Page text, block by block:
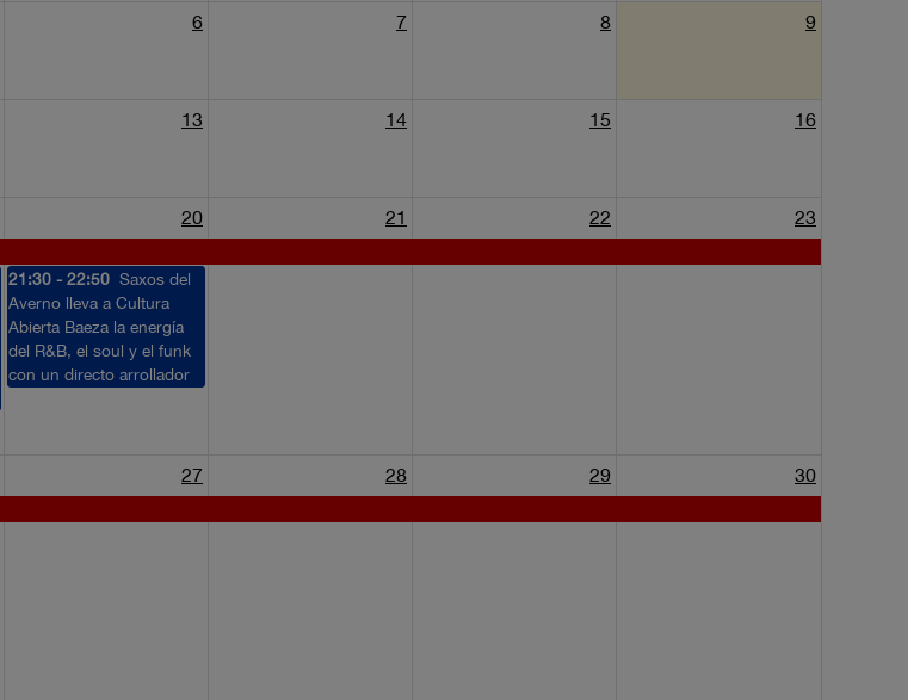
6 7 8 9
13 14 15 16
20
21:30 - 22:50 Saxos del
Averno lleva a Cultura
Abierta Baeza la energía
del R&B, el soul y el funk
con un directo arrollador
21 22 23
27 28 29 30